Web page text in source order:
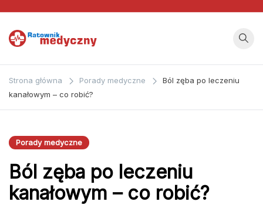
Ratownik
Medyczny
zagadnieniom z
bezpośrednio
medycznego.
Strona główna Porady medyczne
Ból zęba po leczeniu
kanałowym – co robić?
Porady medyczne
Ból zęba po leczeniu
kanałowym – co robić?